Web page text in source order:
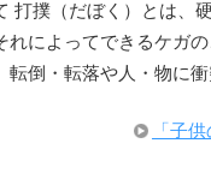
打撲（だぼく）とは、
れによってできるケガ
倒・転落や人・物に衝
「子